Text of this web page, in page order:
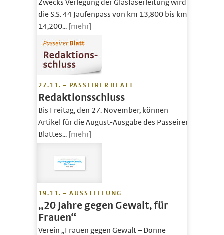
Zwecks Verlegung der Glasfaserleitung wird
die S.S. 44 Jaufenpass von km 13,800 bis km
14,200... [mehr]
27.11. – PASSEIRER BLATT
Redaktionsschluss
Bis Freitag, den 27. November, können
Artikel für die August-Ausgabe des Passeirer
Blattes... [mehr]
19.11. – AUSSTELLUNG
„20 Jahre gegen Gewalt, für
Frauen“
Verein „Frauen gegen Gewalt – Donne